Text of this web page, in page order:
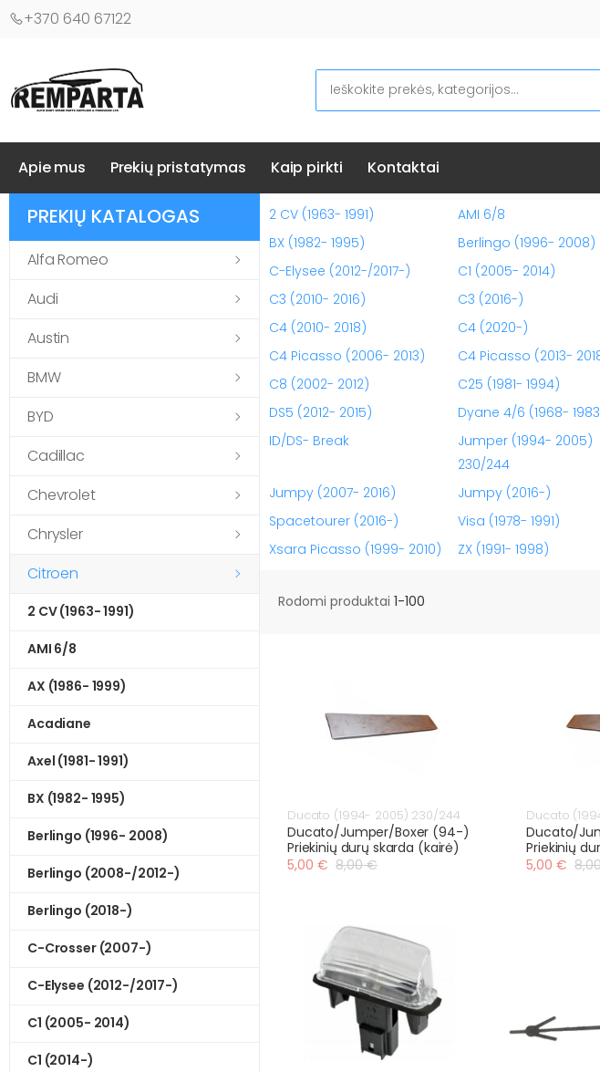
+370 640 67122
Ieškoti
Apie mus Prekių pristatymas Kaip pirkti Kontaktai
PREKIŲ KATALOGAS
Alfa Romeo
Audi
Austin
BMW
BYD
Cadillac
Chevrolet
Chrysler
Citroen
2 CV (1963- 1991)
AMI 6/8
AX (1986- 1999)
Acadiane
Axel (1981- 1991)
BX (1982- 1995)
Berlingo (1996- 2008)
Berlingo (2008-/2012-)
Berlingo (2018-)
C-Crosser (2007-)
C-Elysee (2012-/2017-)
C1 (2005- 2014)
C1 (2014-)
2 CV (1963- 1991) AMI 6/8
BX (1982- 1995)
Berlingo (1996- 2008)
C-Elysee (2012-/2017-)
C1 (2005- 2014)
C3 (2010- 2016)
C3 (2016-)
C4 (2010- 2018)
C4 (2020-)
C4 Picasso (2006- 2013)
C4 Picasso (2013-
C8 (2002- 2012)
C25 (1981- 1994)
DS5 (2012- 2015)
Dyane 4/6 (1968-
ID/DS- Break
Jumper (1994- 2005)
230/244
Jumpy (2007- 2016) Jumpy (2016-)
Spacetourer (2016-)
Visa (1978- 1991)
Xsara Picasso (1999- 2010)
ZX (1991- 1998)
Rodomi produktai 1-100
Ducato (1994- 2005) 230/244
Ducato/Jumper/Boxer (94-)
Priekinių durų skarda (kairė)
5,00 € 8,00 €
Ducato
Ducato/
Priekinių
5,00 €